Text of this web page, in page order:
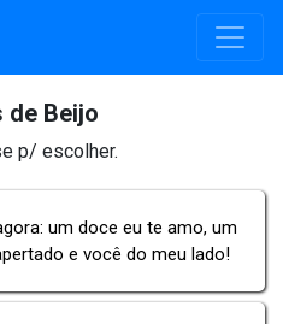
de Beijo
p/ escolher.
um doce eu te amo, um
e você do meu lado!